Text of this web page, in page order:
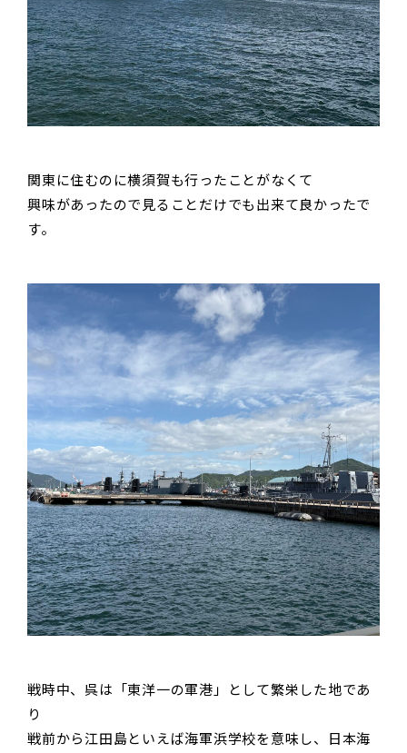
関東に住むのに横須賀も行ったことがなくて
興味があったので見ることだけでも出来て良かったで
す。
戦時中、呉は「東洋一の軍港」として繁栄した地であ
り
戦前から江田島といえば海軍浜学校を意味し、日本海